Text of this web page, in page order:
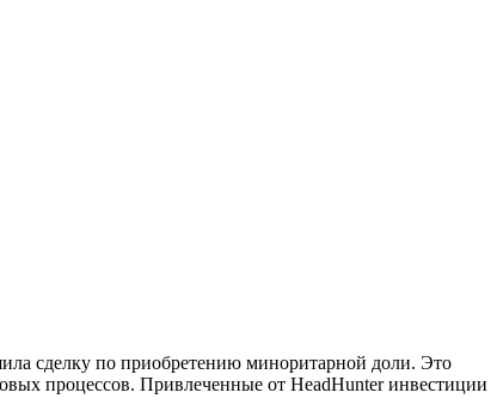
сделку по приобретению миноритарной доли. Это
процессов. Привлеченные от HeadHunter инвестиции